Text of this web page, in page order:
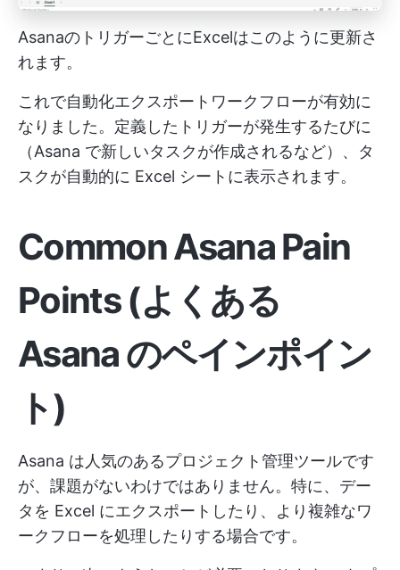
AsanaのトリガーごとにExcelはこのように更新さ
れます。
これで自動化エクスポートワークフローが有効に
なりました。定義したトリガーが発生するたびに
（Asana で新しいタスクが作成されるなど）、タ
スクが自動的に Excel シートに表示されます。
Common Asana Pain
Points(よくある
Asana のペインポイン
ト)
Asana は人気のあるプロジェクト管理ツールです
が、課題がないわけではありません。特に、デー
タを Excel にエクスポートしたり、より複雑なワ
ークフローを処理したりする場合です。